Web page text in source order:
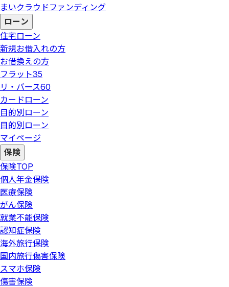
まいクラウドファンディング
ローン
住宅ローン
新規お借入れの方
お借換えの方
フラット35
リ・バース60
カードローン
目的別ローン
目的別ローン
マイページ
保険
保険TOP
個人年金保険
医療保険
がん保険
就業不能保険
認知症保険
海外旅行保険
国内旅行傷害保険
スマホ保険
傷害保険